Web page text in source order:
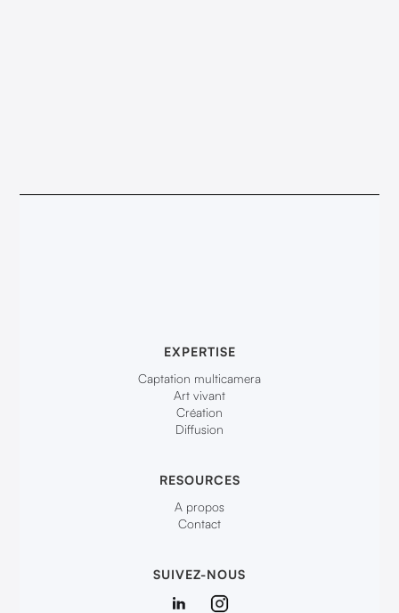
EXPERTISE
Captation multicamera
Art vivant
Création
Diffusion
RESOURCES
A propos
Contact
SUIVEZ-NOUS